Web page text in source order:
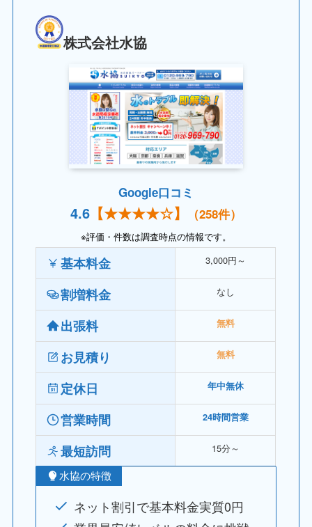
株式会社水協
Google口コミ
4.6 【★★★★☆】 （258件）
※評価・件数は調査時点の情報です。
基本料金 3,000円～
割増料金 なし
出張料 無料
お見積り 無料
定休日 年中無休
営業時間 24時間営業
最短訪問 15分～
水協の特徴
ネット割引で基本料金実質0円